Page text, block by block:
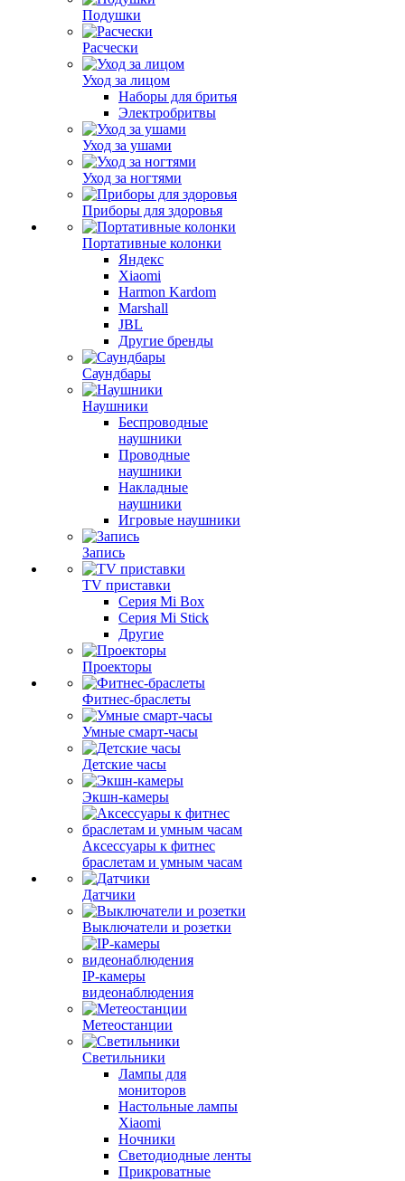
Подушки
Расчески
Уход за лицом
Наборы для бритья
Электробритвы
Уход за ушами
Уход за ногтями
Приборы для здоровья
Портативные колонки
Яндекс
Xiaomi
Harmon Kardom
Marshall
JBL
Другие бренды
Саундбары
Наушники
Беспроводные
наушники
Проводные
наушники
Накладные
наушники
Игровые наушники
Запись
TV приставки
Серия Mi Box
Серия Mi Stick
Другие
Проекторы
Фитнес-браслеты
Умные смарт-часы
Детские часы
Экшн-камеры
Аксессуары к фитнес
браслетам и умным часам
Датчики
Выключатели и розетки
IP-камеры
видеонаблюдения
Метеостанции
Светильники
Лампы для
мониторов
Настольные лампы
Xiaomi
Ночники
Светодиодные ленты
Прикроватные